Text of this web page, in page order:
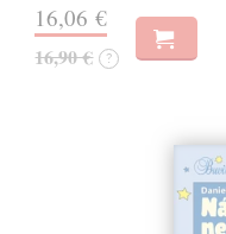
16,06 €
16,90 € ?